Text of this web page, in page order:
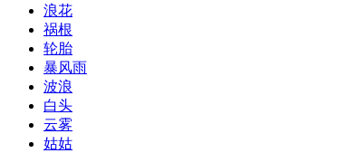
浪花
祸根
轮胎
暴风雨
波浪
白头
云雾
姑姑